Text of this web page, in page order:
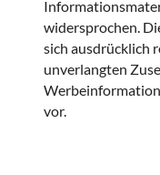
widersprochen.
sich ausdrücklich
unverlangten
vor.